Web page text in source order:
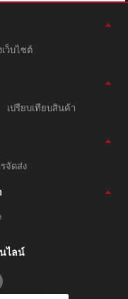
ว็บไซต์
เปรียบเทียบสินค้า
จัดส่ง
ไลน์